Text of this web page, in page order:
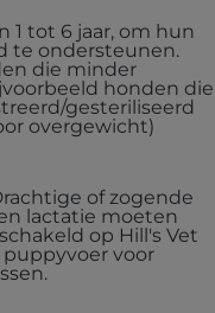
1 tot 6 jaar, om hun
te ondersteunen.
die minder
honden die
gesteriliseerd
overgewicht)
of zogende
lactatie moeten
op Hill's Vet
voor